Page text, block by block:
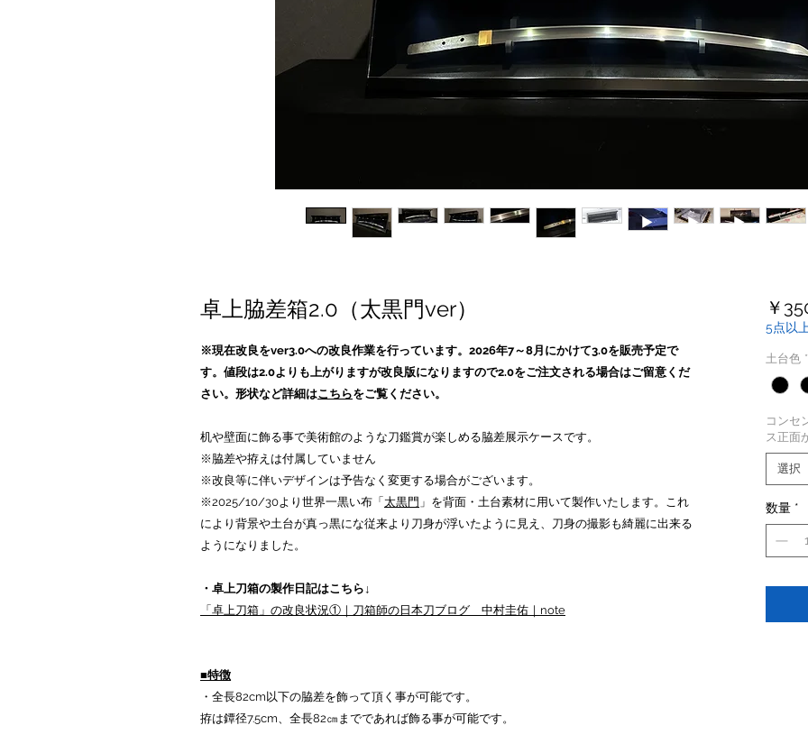
卓上脇差箱2.0（太黒門ver）
※現在改良をver3.0への改良作業を行っています。2026年7～8月にかけて3.0を販売予定で
す。値段は2.0よりも上がりますが改良版になりますので2.0をご注文される場合はご留意くだ
さい。形状など詳細はこちらをご覧ください。
机や壁面に飾る事で美術館のような刀鑑賞が楽しめる脇差展示ケースです。
※脇差や拵えは付属していません
※改良等に伴いデザインは予告なく変更する場合がございます。
※2025/10/30より世界一黒い布「 太黒門 」を背面・土台素材に用いて製作いたします。これ
により背景や土台が真っ黒にな従来より刀身が浮いたように見え、刀身の撮影も綺麗に出来る
ようになりました。
・卓上刀箱の製作日記はこちら↓
「卓上刀箱」の改良状況①｜刀箱師の日本刀ブログ 中村圭佑｜note
■特徴
・全長82cm以下の脇差を飾って頂く事が可能です。
拵は鐔径7.5cm、全長82㎝までであれば飾る事が可能です。
￥
5点以
土台色 *
コンセ
ス正面
選択
数量 *